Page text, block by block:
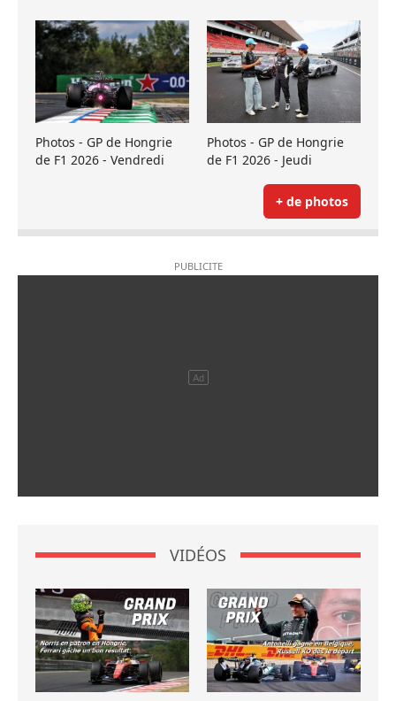
Photos - GP de Hongrie
de F1 2026 - Vendredi
Photos - GP de Hongrie
de F1 2026 - Jeudi
+ de photos
VIDÉOS